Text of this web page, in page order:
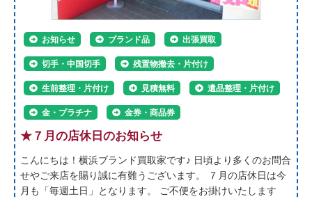
お知らせ ブランド品 出張買取
切手・中国切手 残置物撤去・片付け
生前整理・片付け 見積無料 遺品整理・片付け
金・プラチナ 金券・商品券
★７月の店休日のお知らせ
こんにちは！横浜ブランド買取家です♪ 日頃より多くのお問合
せやご来店を賜り誠に有難うございます。 ７月の店休日は今
月も「毎週土日」となります。 ご不便をお掛けいたします